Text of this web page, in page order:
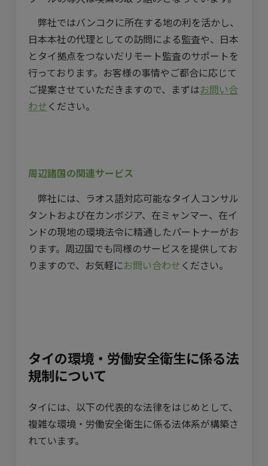
弊社ではバンコクに所在する地の利を活かし、
日本本社の代理としての訪問による監査や、日本
とタイ拠点をつないだリモート監査のサポートを
行っております。お客様の事情やご都合に応じて
ご提案させていただきますので、まずはお問い合
わせ ください。
周辺諸国の関連サービス
弊社には、ラオス語対応可能なタイ人コンサル
タントおよび在カンボジア、在ミャンマー、在イ
ンドの現地の環境法令に精通したパートナーがお
ります。周辺国でも同様のサービスを提供してお
りますので、お気軽にお問い合わせ ください。
タイの環境・労働安全衛生に係る法
規制について
タイには、以下の代表的な法律をはじめとして、
複雑な環境・労働安全衛生に係る法体系が構築さ
れています。